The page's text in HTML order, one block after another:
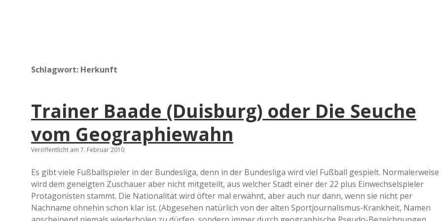
a
e
Schlagwort: Herkunft
Trainer Baade (Duisburg) oder Die Seuche
vom Geographiewahn
Veröffentlicht am 7. Februar 2010
Es gibt viele Fußballspieler in der Bundesliga, denn in der Bundesliga wird viel Fußball gespielt. Normalerweise
wird dem geneigten Zuschauer aber nicht mitgeteilt, aus welcher Stadt einer der 22 plus Einwechselspieler
Protagonisten stammt. Die Nationalität wird öfter mal erwähnt, aber auch nur dann, wenn sie nicht per
Nachname ohnehin schon klar ist. (Abgesehen natürlich von der alten Sportjournalismus-Krankheit, Namen